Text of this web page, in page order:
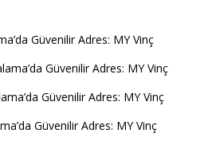
Güvenilir Adres: MY Vinç
Güvenilir Adres: MY Vinç
Güvenilir Adres: MY Vinç
Güvenilir Adres: MY Vinç